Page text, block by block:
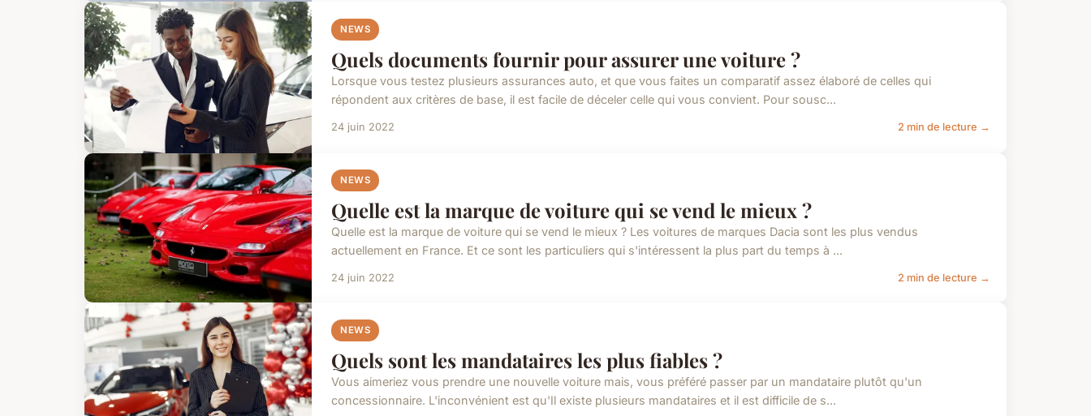
NEWS
Quels documents fournir pour assurer une voiture ?
Lorsque vous testez plusieurs assurances auto, et que vous faites un comparatif assez élaboré de celles qui
répondent aux critères de base, il est facile de déceler celle qui vous convient. Pour sousc...
24 juin 2022 2 min de lecture →
NEWS
Quelle est la marque de voiture qui se vend le mieux ?
Quelle est la marque de voiture qui se vend le mieux ? Les voitures de marques Dacia sont les plus vendus
actuellement en France. Et ce sont les particuliers qui s'intéressent la plus part du temps à ...
24 juin 2022 2 min de lecture →
NEWS
Quels sont les mandataires les plus fiables ?
Vous aimeriez vous prendre une nouvelle voiture mais, vous préféré passer par un mandataire plutôt qu'un
concessionnaire. L'inconvénient est qu'Il existe plusieurs mandataires et il est difficile de s...